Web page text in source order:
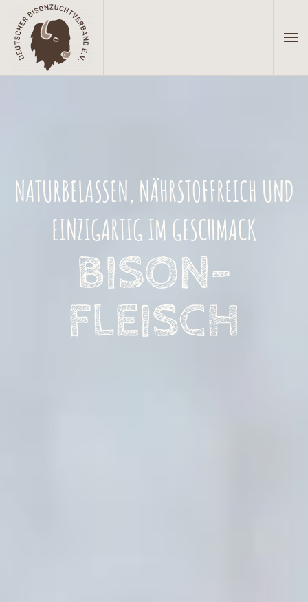
Zum Hauptinhalt springen
NATURBELASSEN, NÄHRSTOFFREICH UND
EINZIGARTIG IM GESCHMACK
BISON­
FLEISCH